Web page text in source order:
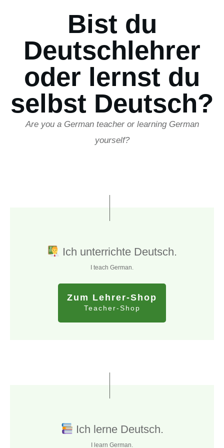
Bist du
Deutschlehrer
oder lernst du
selbst Deutsch?
Are you a German teacher or learning German
yourself?
Ich unterrichte Deutsch.
I teach German.
Zum Lehrer-Shop
Teacher-Shop
Ich lerne Deutsch.
I learn German.